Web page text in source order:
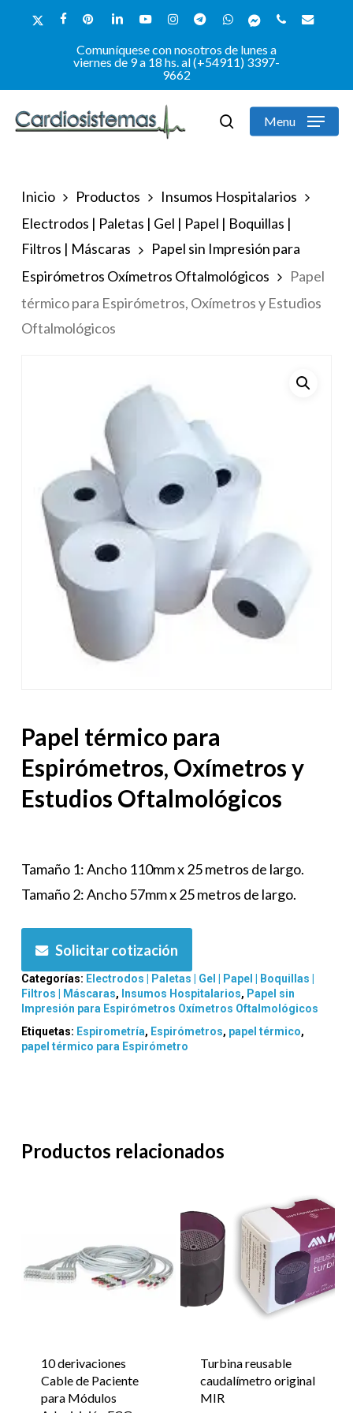
content
x-
facebookpinterestlinkedinyoutubeinstagramtelegramwhatsappmessengerphoneemail
Comuníquese con nosotros de lunes a
viernes de 9 a 18 hs. al (+54911) 3397-
9662
searchMenu
Inicio Productos
Insumos Hospitalarios
Electrodos | Paletas | Gel | Papel | Boquillas |
Filtros | Máscaras
Papel sin Impresión para
Espirómetros Oxímetros Oftalmológicos
Papel
térmico para Espirómetros, Oxímetros y Estudios
Oftalmológicos
Papel térmico para
Espirómetros, Oxímetros y
Estudios Oftalmológicos
Tamaño 1: Ancho 110mm x 25 metros de largo.
Tamaño 2: Ancho 57mm x 25 metros de largo.
Solicitar cotización
Categorías: Electrodos | Paletas | Gel | Papel | Boquillas |
Filtros | Máscaras, Insumos Hospitalarios, Papel sin
Impresión para Espirómetros Oxímetros Oftalmológicos
Etiquetas: Espirometría, Espirómetros, papel térmico,
papel térmico para Espirómetro
Productos relacionados
10 derivaciones
Cable de Paciente
para Módulos
Turbina reusable
caudalímetro original
MIR